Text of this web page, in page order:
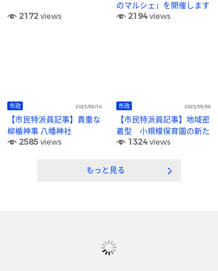
2172views
のマルシェ」を開催します
2194views
市政 2023/03/14
【市民特派員記事】貴重な
柳楯神事 八幡神社
2585views
市政 2023/03/06
【市民特派員記事】地域密
着型 小規模保育園の新た
な取り組み
1324views
もっと見る